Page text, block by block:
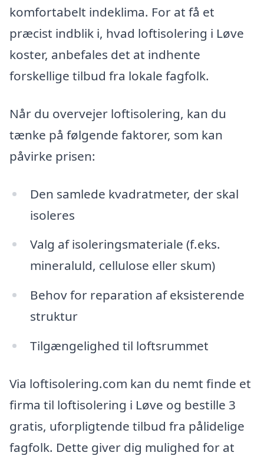
komfortabelt indeklima. For at få et
præcist indblik i, hvad loftisolering i Løve
koster, anbefales det at indhente
forskellige tilbud fra lokale fagfolk.
Når du overvejer loftisolering, kan du
tænke på følgende faktorer, som kan
påvirke prisen:
Den samlede kvadratmeter, der skal
isoleres
Valg af isoleringsmateriale (f.eks.
mineraluld, cellulose eller skum)
Behov for reparation af eksisterende
struktur
Tilgængelighed til loftsrummet
Via loftisolering.com kan du nemt finde et
firma til loftisolering i Løve og bestille 3
gratis, uforpligtende tilbud fra pålidelige
fagfolk. Dette giver dig mulighed for at